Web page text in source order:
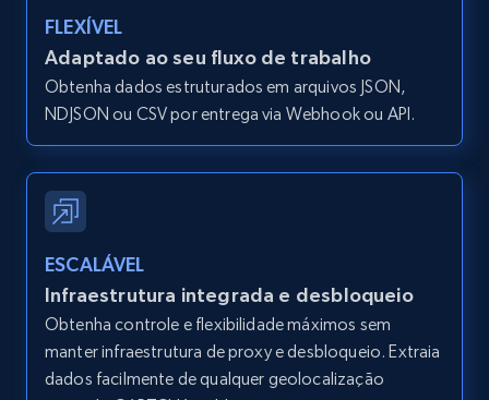
IsListingClaimedByCurrentSignedInUser,
IsCurrentSignedInAgentResponsible, Bedrooms,
and more.
12K+ 1.3K+ Comece grátis
Zillow properties listing information -
Search by parameters on zillow and use the
Zpid, City, State, HomeStatus, Address,
IsCurrentSignedInAgentResponsible, Bedrooms,
and more.
FLEXÍVEL
Adaptado ao seu fluxo de trabalho
Obtenha dados estruturados em arquivos JSON,
NDJSON ou CSV por entrega via Webhook ou API.
ESCALÁVEL
Infraestrutura integrada e desbloqueio
Obtenha controle e flexibilidade máximos sem
manter infraestrutura de proxy e desbloqueio. Extraia
dados facilmente de qualquer geolocalização